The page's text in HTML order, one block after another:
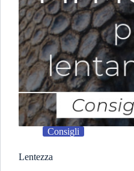
Consigli
Lentezza